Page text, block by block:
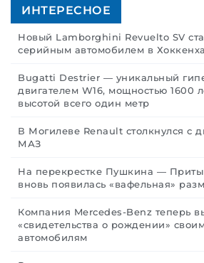
ИНТЕРЕСНОЕ
Новый Lamborghini Revuelto SV
серийным автомобилем в
Bugatti Destrier — уникальный
двигателем W16, мощностью 1600
высотой всего один метр
В Могилеве Renault столкнулся с
МАЗ
На перекрестке Пушкина —
вновь появилась «вафельная»
Компания Mercedes-Benz теперь
«свидетельства о рождении»
автомобилям